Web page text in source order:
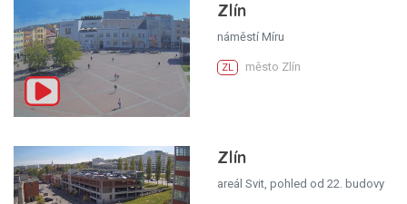
Zlín
náměstí Míru
ZL město Zlín
Zlín
areál Svit, pohled od 22. budovy